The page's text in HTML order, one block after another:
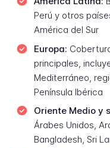
Perú y otros
América del Sur
Europa:
principales,
Mediterráneo,
Península Ibérica
Oriente Medio y
Árabes Unidos,
Bangladesh, Sri